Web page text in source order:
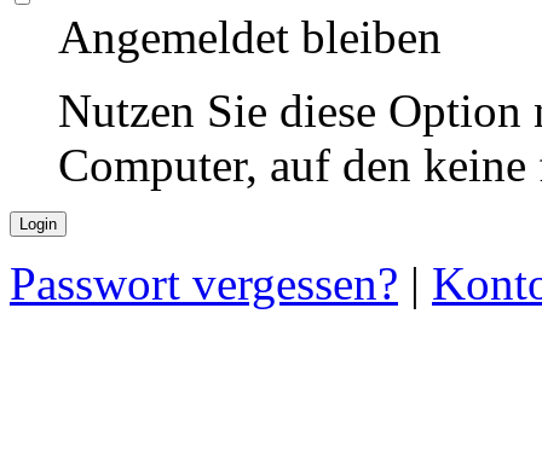
Angemeldet bleiben
Nutzen Sie diese
Computer, auf den
Passwort vergessen? |